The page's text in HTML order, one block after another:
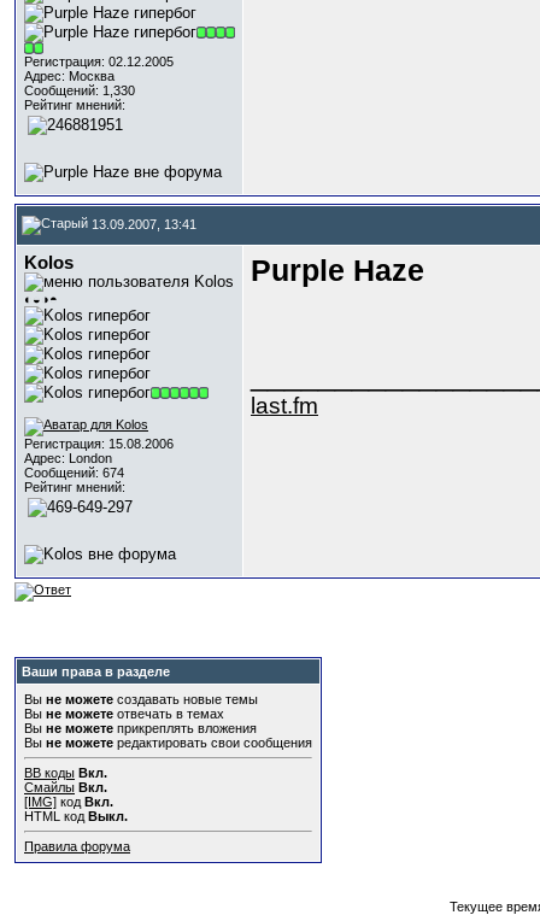
Регистрация: 02.12.2005
Адрес: Москва
Сообщений: 1,330
Рейтинг мнений:
13.09.2007, 13:41
Kolos
◐◒◑◓
Регистрация: 15.08.2006
Адрес: London
Сообщений: 674
Рейтинг мнений:
Purple Haze
last.fm
Ваши права в разделе
Вы не можете создавать новые темы
Вы не можете отвечать в темах
Вы не можете прикреплять вложения
Вы не можете редактировать свои сообщения
BB коды Вкл.
Смайлы Вкл.
[IMG] код Вкл.
HTML код Выкл.
Правила форума
Текущее